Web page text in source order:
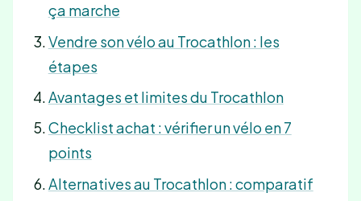
ça marche
Vendre son vélo au Trocathlon : les
étapes
Avantages et limites du Trocathlon
Checklist achat : vérifier un vélo en 7
points
Alternatives au Trocathlon : comparatif